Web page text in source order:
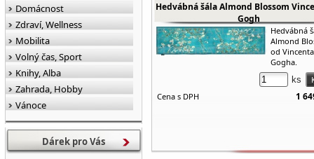
Hedvábná šála Almond Blossom
Gogh
Hedvábná
Almond
od
Gogha.
ks
Cena s DPH
1
Domácnost
Zdraví, Wellness
Mobilita
Volný čas, Sport
Knihy, Alba
Zahrada, Hobby
Vánoce
Dárek pro Vás